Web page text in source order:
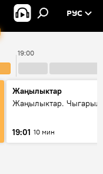
РУС
19:00
Жаңылыктар
Жаңылыктар.
19:01 10 мин